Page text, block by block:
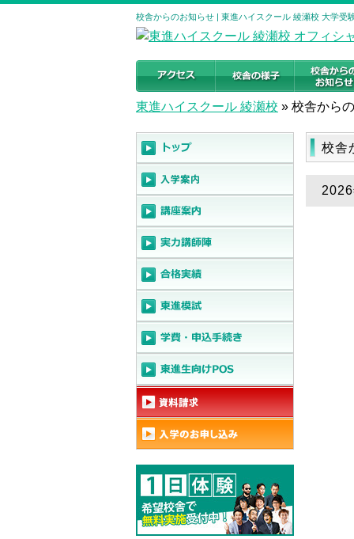
校舎からのお知らせ | 東進ハイスクール 綾瀬校 大学受
東進ハイスクール 綾瀬校 » 校舎から
校舎